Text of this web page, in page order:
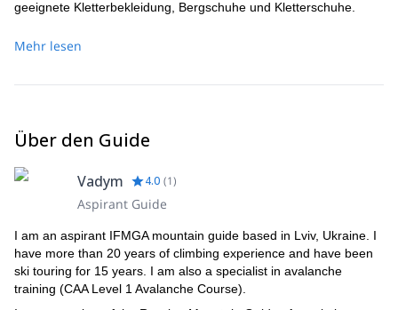
geeignete Kletterbekleidung, Bergschuhe und Kletterschuhe.
Mehr lesen
Über den Guide
Vadym 4.0 (1)
Aspirant Guide
I am an aspirant IFMGA mountain guide based in Lviv, Ukraine. I
have more than 20 years of climbing experience and have been
ski touring for 15 years. I am also a specialist in avalanche
training (CAA Level 1 Avalanche Course).